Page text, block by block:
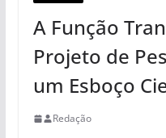
A Função
Projeto de
um Esboço
Redação